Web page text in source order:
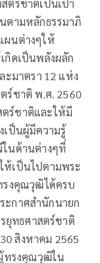
ตร์ชาติเป็นเป้า
ตามหลักธรรมาภิ
ผนต่างๆให้
กิดเป็นพลังผลัก
ะมาตรา 12 แห่ง
ร์ชาติ พ.ศ. 2560
ร์ชาติและให้มี
เป็นผู้มีความรู้
นด้านต่างๆที่
เป็นไปตามพระ
รงคุณวุฒิได้ครบ
ะกาศสำนักนายก
ยุทธศาสตร์ชาติ
สิงหาคม 2565
ทรงคุณวุฒิใน